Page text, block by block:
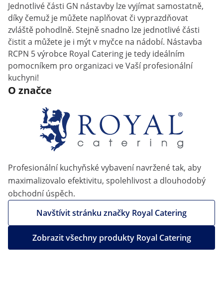
Jednotlivé části GN nástavby lze vyjímat samostatně,
díky čemuž je můžete naplňovat či vyprazdňovat
zvláště pohodlně. Stejně snadno lze jednotlivé části
čistit a můžete je i mýt v myčce na nádobí. Nástavba
RCPN 5 výrobce Royal Catering je tedy ideálním
pomocníkem pro organizaci ve Vaší profesionální
kuchyni!
O značce
Profesionální kuchyňské vybavení navržené tak, aby
maximalizovalo efektivitu, spolehlivost a dlouhodobý
obchodní úspěch.
Navštívit stránku značky Royal Catering
Zobrazit všechny produkty Royal Catering